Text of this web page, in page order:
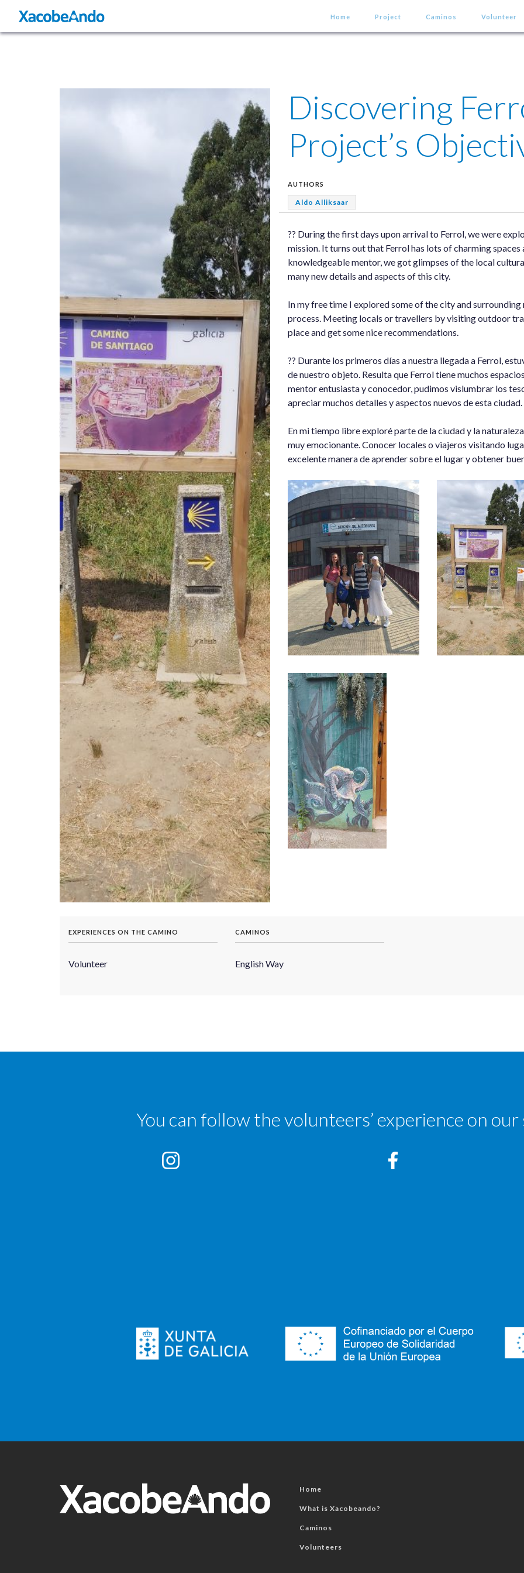
Home Project Caminos Volunteer
Discovering
Project’s
AUTHORS
Aldo Alliksaar
?? During the first days upon arrival to Ferrol, we were
mission. It turns out that Ferrol has lots of charming
knowledgeable mentor, we got glimpses of the local
many new details and aspects of this city.
In my free time I explored some of the city and
process. Meeting locals or travellers by visiting outdoor
place and get some nice recommendations.
?? Durante los primeros días a nuestra llegada a Ferrol,
de nuestro objeto. Resulta que Ferrol tiene muchos
mentor entusiasta y conocedor, pudimos vislumbrar los
apreciar muchos detalles y aspectos nuevos de esta ciudad.
En mi tiempo libre exploré parte de la ciudad y la
muy emocionante. Conocer locales o viajeros visitando
excelente manera de aprender sobre el lugar y obtener
EXPERIENCES ON THE CAMINO
Volunteer
CAMINOS
English Way
You can follow the volunteers’ experience on
Home
What is Xacobeando?
Caminos
Volunteers